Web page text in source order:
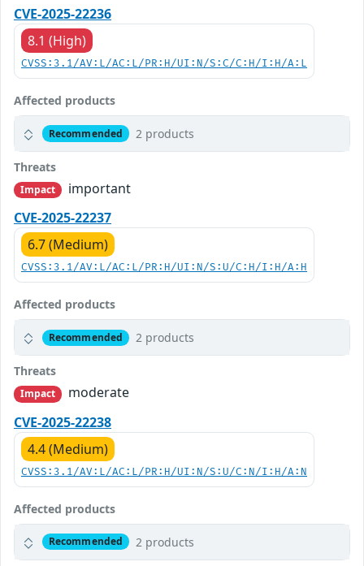
CVE-2025-22236
8.1 (High)
CVSS:3.1/AV:L/AC:L/PR:H/UI:N/S:C/C:H/I:H/A:L
Affected products
Recommended 2 products
Threats
Impact
important
CVE-2025-22237
6.7 (Medium)
CVSS:3.1/AV:L/AC:L/PR:H/UI:N/S:U/C:H/I:H/A:H
Affected products
Recommended 2 products
Threats
Impact
moderate
CVE-2025-22238
4.4 (Medium)
CVSS:3.1/AV:L/AC:L/PR:H/UI:N/S:U/C:N/I:H/A:N
Affected products
Recommended 2 products